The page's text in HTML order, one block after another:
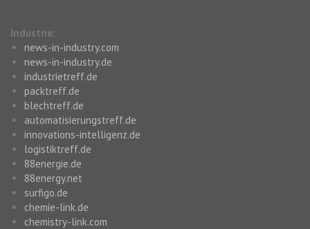
Industrie:
news-in-industry.com
news-in-industry.de
industrietreff.de
packtreff.de
blechtreff.de
automatisierungstreff.de
innovations-intelligenz.de
logistiktreff.de
88energie.de
88energy.net
surfigo.de
chemie-link.de
chemistry-link.com